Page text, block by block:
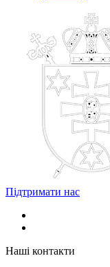
Підтримати нас
Наші контакти